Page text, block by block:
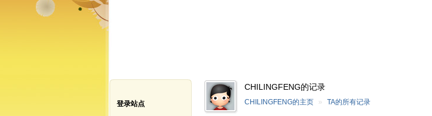
登录站点
CHILINGFENG的记录
CHILINGFENG的主页 » TA的所有记录